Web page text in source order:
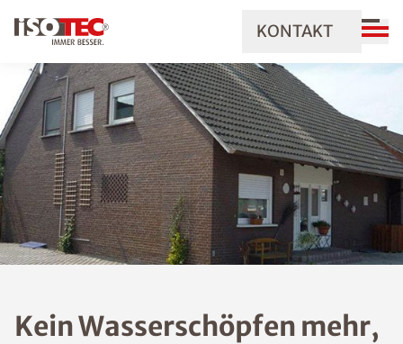
KONTAKT
Kein Wasserschöpfen mehr,